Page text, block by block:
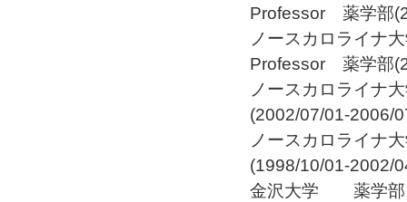
Professor 薬学部
ノースカロライナ
Professor 薬学部
ノースカロライナ
(2002/07/01-2006/
ノースカロライナ
(1998/10/01-2002/
金沢大学 薬学部